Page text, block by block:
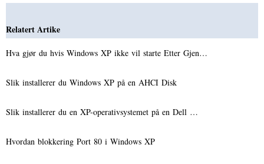
Relatert Artike
Hva gjør du hvis Windows XP ikke vil starte Etter Gjen…
Slik installerer du Windows XP på en AHCI Disk
Slik installerer du en XP-operativsystemet på en Dell …
Hvordan blokkering Port 80 i Windows XP